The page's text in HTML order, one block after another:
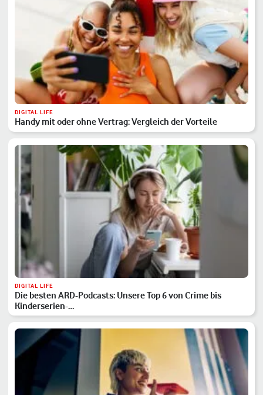
DIGITAL LIFE
Handy mit oder ohne Vertrag: Vergleich der Vorteile
DIGITAL LIFE
Die besten ARD-Podcasts: Unsere Top 6 von Crime bis
Kinderserien-…